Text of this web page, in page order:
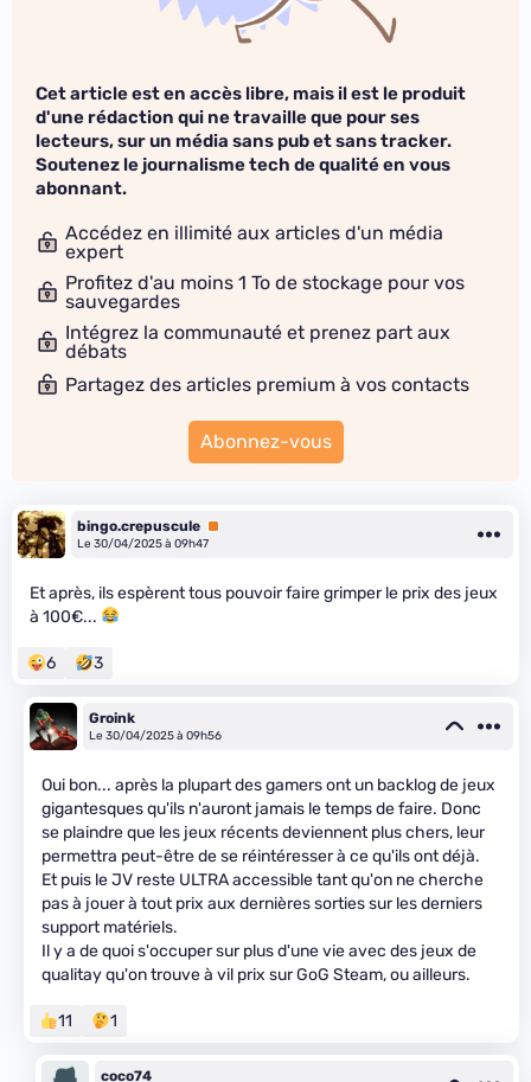
Cet article est en accès libre, mais il est le produit
d'une rédaction qui ne travaille que pour ses
lecteurs, sur un média sans pub et sans tracker.
Soutenez le journalisme tech de qualité en vous
abonnant.
Accédez en illimité aux articles d'un média
expert
Profitez d'au moins 1 To de stockage pour vos
sauvegardes
Intégrez la communauté et prenez part aux
débats
Partagez des articles premium à vos contacts
Abonnez-vous
bingo.crepuscule Premium
Le 30/04/2025 à 09h47
Et après, ils espèrent tous pouvoir faire grimper le prix des jeux
à 100€...
6 3
Groink
Le 30/04/2025 à 09h56
Oui bon... après la plupart des gamers ont un backlog de jeux
gigantesques qu'ils n'auront jamais le temps de faire. Donc
se plaindre que les jeux récents deviennent plus chers, leur
permettra peut-être de se réintéresser à ce qu'ils ont déjà.
Et puis le JV reste ULTRA accessible tant qu'on ne cherche
pas à jouer à tout prix aux dernières sorties sur les derniers
support matériels.
Il y a de quoi s'occuper sur plus d'une vie avec des jeux de
qualitay qu'on trouve à vil prix sur GoG Steam, ou ailleurs.
11 1
coco74